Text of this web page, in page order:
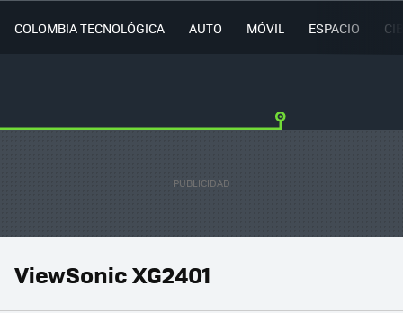
COLOMBIA TECNOLÓGICA AUTO MÓVIL ESPACIO
ViewSonic XG2401